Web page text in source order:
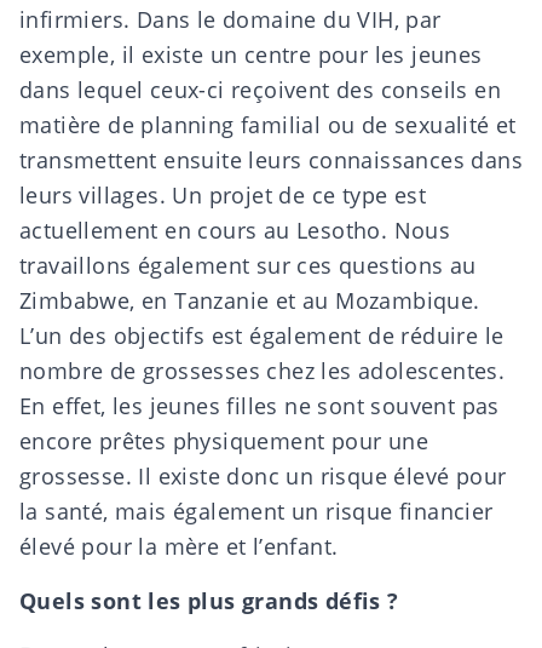
infirmiers. Dans le domaine du VIH, par
exemple, il existe un centre pour les jeunes
dans lequel ceux-ci reçoivent des conseils en
matière de planning familial ou de sexualité et
transmettent ensuite leurs connaissances dans
leurs villages. Un projet de ce type est
actuellement en cours au Lesotho. Nous
travaillons également sur ces questions au
Zimbabwe, en Tanzanie et au Mozambique.
L’un des objectifs est également de réduire le
nombre de grossesses chez les adolescentes.
En effet, les jeunes filles ne sont souvent pas
encore prêtes physiquement pour une
grossesse. Il existe donc un risque élevé pour
la santé, mais également un risque financier
élevé pour la mère et l’enfant.
Quels sont les plus grands défis ?